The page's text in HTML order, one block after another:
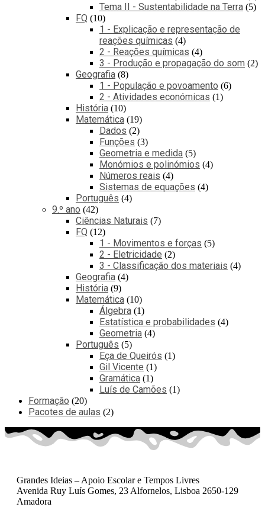
Tema II - Sustentabilidade na Terra 5
FQ 10
1 - Explicação e representação de
reações químicas 4
2 - Reações químicas 4
3 - Produção e propagação do som 2
Geografia 8
1 - População e povoamento 6
2 - Atividades económicas 1
História 10
Matemática 19
Dados 2
Funções 3
Geometria e medida 5
Monómios e polinómios 4
Números reais 4
Sistemas de equações 4
Português 4
9.º ano 42
Ciências Naturais 7
FQ 12
1 - Movimentos e forças 5
2 - Eletricidade 2
3 - Classificação dos materiais 4
Geografia 4
História 9
Matemática 10
Álgebra 1
Estatística e probabilidades 4
Geometria 4
Português 5
Eça de Queirós 1
Gil Vicente 1
Gramática 1
Luís de Camões 1
Formação 20
Pacotes de aulas 2
Grandes Ideias – Apoio Escolar e Tempos Livres
Avenida Ruy Luís Gomes, 23 Alfornelos, Lisboa 2650-129
Amadora